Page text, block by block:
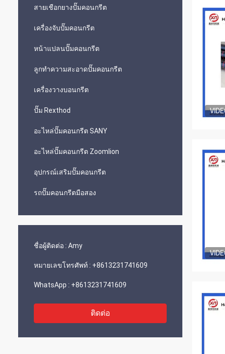
สายเชือกยางปั๊มคอนกรีต
เครื่องจับปั๊มคอนกรีต
หน้าแปลนปั๊มคอนกรีต
ลูกทำความสะอาดปั๊มคอนกรีต
เครื่องวางบอนกรีต
ปั๊ม Rexthod
อะไหล่ปั๊มคอนกรีต SANY
อะไหล่ปั๊มคอนกรีต Zoomlion
อุปกรณ์เสริมปั๊มคอนกรีต
รถปั๊มคอนกรีตมือสอง
ชื่อผู้ติดต่อ : Amy
หมายเลขโทรศัพท์ : +8613231741609
WhatsApp : +8613231741609
ติดต่อ